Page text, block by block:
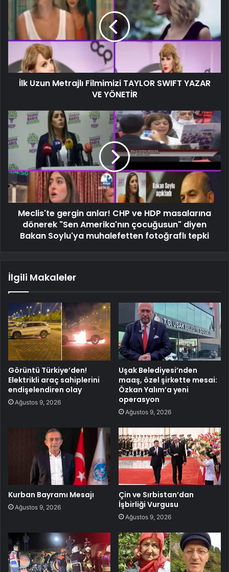
İlk Uzun Metrajlı Filmimizi TAYLOR SWIFT YAZAR
VE YÖNETİR
Meclis'te gergin anlar! CHP ve HDP masalarına
dönerek "Sen Amerika'nın çocuğusun" diyen
Bakan Soylu'ya muhalefetten fotoğraflı tepki
İlgili Makaleler
Görüntü Türkiye’den!
Elektrikli araç sahiplerini
endişelendiren olay
Ağustos 9, 2026
Uşak Belediyesi’nden
maaş, özel şirkette mesai:
Özkan Yalım’a yeni
operasyon
Ağustos 9, 2026
Kurban Bayramı Mesajı
Ağustos 9, 2026
Çin ve Sırbistan’dan
İşbirliği Vurgusu
Ağustos 9, 2026